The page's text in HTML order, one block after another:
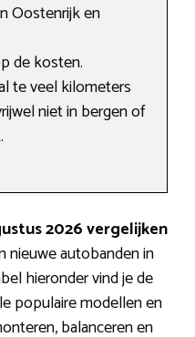
Oostenrijk en
de kosten.
te veel kilometers
niet in bergen of
2026 vergelijken
nieuwe autobanden in
hieronder vind je de
populaire modellen en
balanceren en